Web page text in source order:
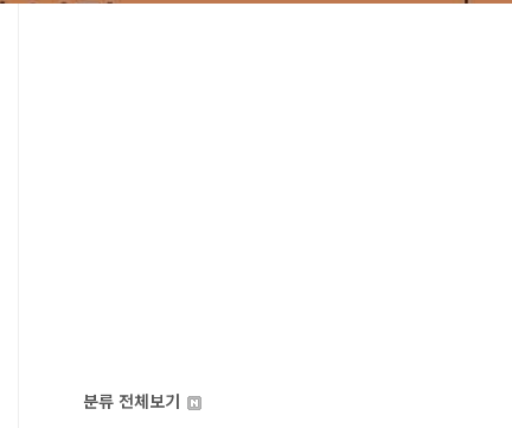
분류 전체보기